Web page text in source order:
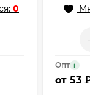
0
-
Опт i
от 53